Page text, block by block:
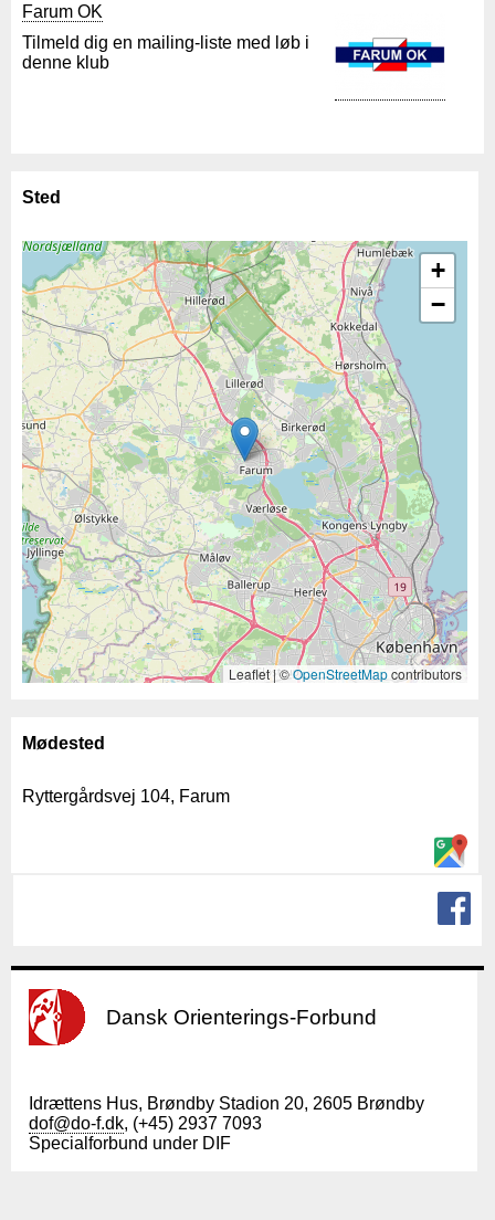
Farum OK
Tilmeld dig en mailing-liste med løb i
denne klub
Sted
+
−
Leaflet | ©OpenStreetMapcontributors
Mødested
Ryttergårdsvej 104, Farum
Dansk Orienterings-Forbund
Idrættens Hus, Brøndby Stadion 20, 2605 Brøndby
dof@do-f.dk, (+45) 2937 7093
Specialforbund under DIF